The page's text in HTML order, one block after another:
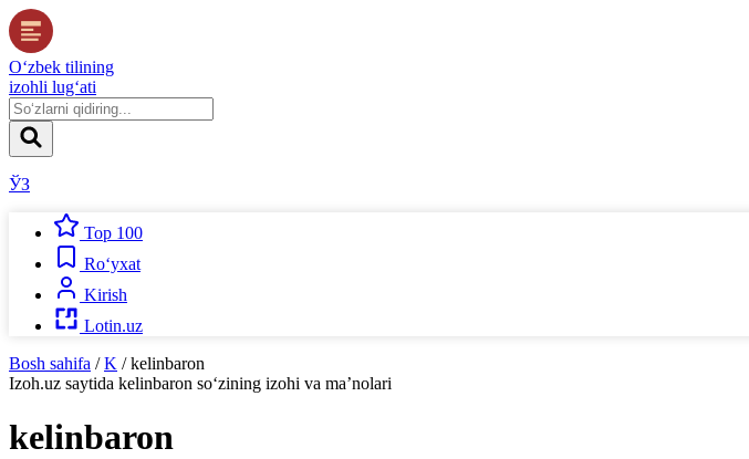
O‘zbek tilining
izohli lug‘ati
ЎЗ
Top 100
Ro‘yxat
Kirish
Lotin.uz
Bosh sahifa / K / kelinbaron
Izoh.uz saytida kelinbaron so‘zining izohi va ma’nolari
kelinbaron